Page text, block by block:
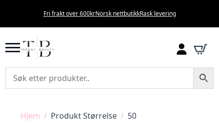
Fri frakt over 600krNorsk nettbutikkRask levering
Hjem Produkt Størrelse 50